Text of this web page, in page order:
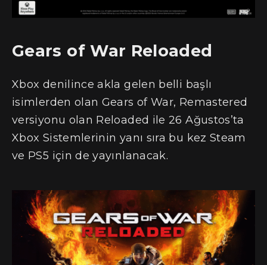
Gears of War Reloaded
Xbox denilince akla gelen belli başlı
isimlerden olan Gears of War, Remastered
versiyonu olan Reloaded ile 26 Ağustos’ta
Xbox Sistemlerinin yanı sıra bu kez Steam
ve PS5 için de yayınlanacak.